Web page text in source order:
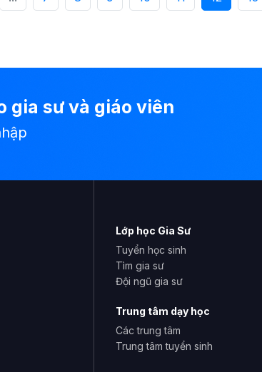
gia sư và giáo viên
Lớp học Gia Sư
Tuyển học sinh
Tìm gia sư
Đội ngũ gia sư
Trung tâm dạy học
Các trung tâm
Trung tâm tuyển sinh